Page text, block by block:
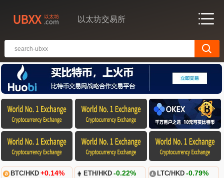
以太坊交易所
BTC/HKD +0.14% ETH/HKD -0.22% LTC/HKD -0.79%